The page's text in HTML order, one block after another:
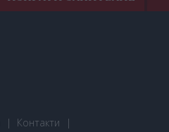
Контакти